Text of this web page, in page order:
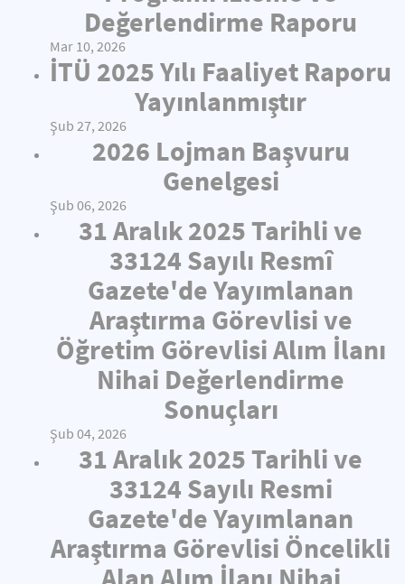
Değerlendirme Raporu
Mar 10, 2026
İTÜ 2025 Yılı Faaliyet Raporu
Yayınlanmıştır
Şub 27, 2026
2026 Lojman Başvuru
Genelgesi
Şub 06, 2026
31 Aralık 2025 Tarihli ve
33124 Sayılı Resmî
Gazete'de Yayımlanan
Araştırma Görevlisi ve
Öğretim Görevlisi Alım İlanı
Nihai Değerlendirme
Sonuçları
Şub 04, 2026
31 Aralık 2025 Tarihli ve
33124 Sayılı Resmi
Gazete'de Yayımlanan
Araştırma Görevlisi Öncelikli